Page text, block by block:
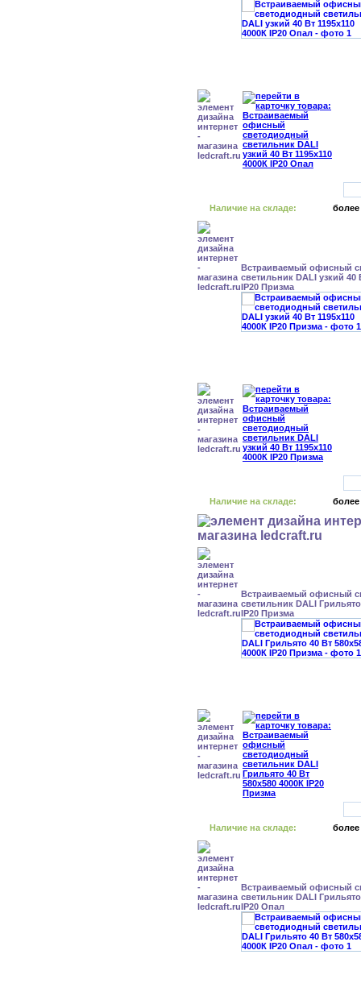
Наличие на складе: более
Встраиваемый офисный
светильник DALI узкий 40
IP20 Призма
Наличие на складе: более
Встраиваемый офисный
светильник DALI
IP20 Призма
Наличие на складе: более
Встраиваемый офисный
светильник DALI
IP20 Опал